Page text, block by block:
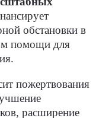
обстановки в
помощи для
пожертвования
расширение